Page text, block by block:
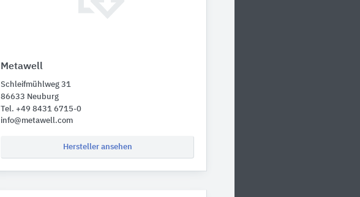
Metawell
Schleifmühlweg 31
86633 Neuburg
Tel. +49 8431 6715-0
info@metawell.com
Hersteller ansehen